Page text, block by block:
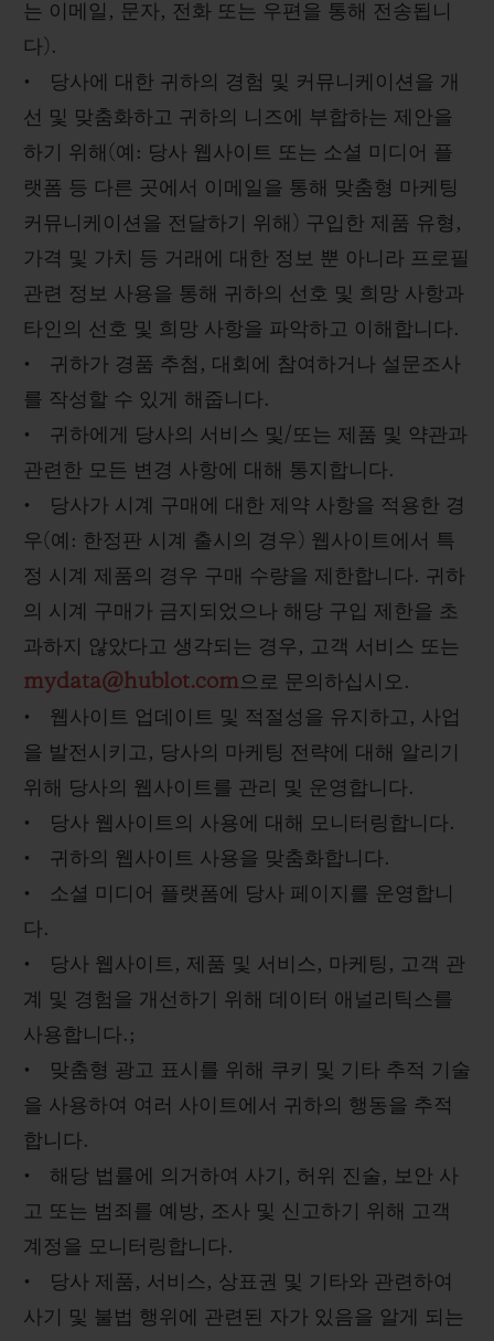
는 이메일, 문자, 전화 또는 우편을 통해 전송됩니
다).
• 당사에 대한 귀하의 경험 및 커뮤니케이션을 개
선 및 맞춤화하고 귀하의 니즈에 부합하는 제안을
하기 위해(예: 당사 웹사이트 또는 소셜 미디어 플
랫폼 등 다른 곳에서 이메일을 통해 맞춤형 마케팅
커뮤니케이션을 전달하기 위해) 구입한 제품 유형,
가격 및 가치 등 거래에 대한 정보 뿐 아니라 프로필
관련 정보 사용을 통해 귀하의 선호 및 희망 사항과
타인의 선호 및 희망 사항을 파악하고 이해합니다.
• 귀하가 경품 추첨, 대회에 참여하거나 설문조사
를 작성할 수 있게 해줍니다.
• 귀하에게 당사의 서비스 및/또는 제품 및 약관과
관련한 모든 변경 사항에 대해 통지합니다.
• 당사가 시계 구매에 대한 제약 사항을 적용한 경
우(예: 한정판 시계 출시의 경우) 웹사이트에서 특
정 시계 제품의 경우 구매 수량을 제한합니다. 귀하
의 시계 구매가 금지되었으나 해당 구입 제한을 초
과하지 않았다고 생각되는 경우, 고객 서비스 또는
mydata@hublot.com으로 문의하십시오.
• 웹사이트 업데이트 및 적절성을 유지하고, 사업
을 발전시키고, 당사의 마케팅 전략에 대해 알리기
위해 당사의 웹사이트를 관리 및 운영합니다.
• 당사 웹사이트의 사용에 대해 모니터링합니다.
• 귀하의 웹사이트 사용을 맞춤화합니다.
• 소셜 미디어 플랫폼에 당사 페이지를 운영합니
다.
• 당사 웹사이트, 제품 및 서비스, 마케팅, 고객 관
계 및 경험을 개선하기 위해 데이터 애널리틱스를
사용합니다.;
• 맞춤형 광고 표시를 위해 쿠키 및 기타 추적 기술
을 사용하여 여러 사이트에서 귀하의 행동을 추적
합니다.
• 해당 법률에 의거하여 사기, 허위 진술, 보안 사
고 또는 범죄를 예방, 조사 및 신고하기 위해 고객
계정을 모니터링합니다.
• 당사 제품, 서비스, 상표권 및 기타와 관련하여
사기 및 불법 행위에 관련된 자가 있음을 알게 되는